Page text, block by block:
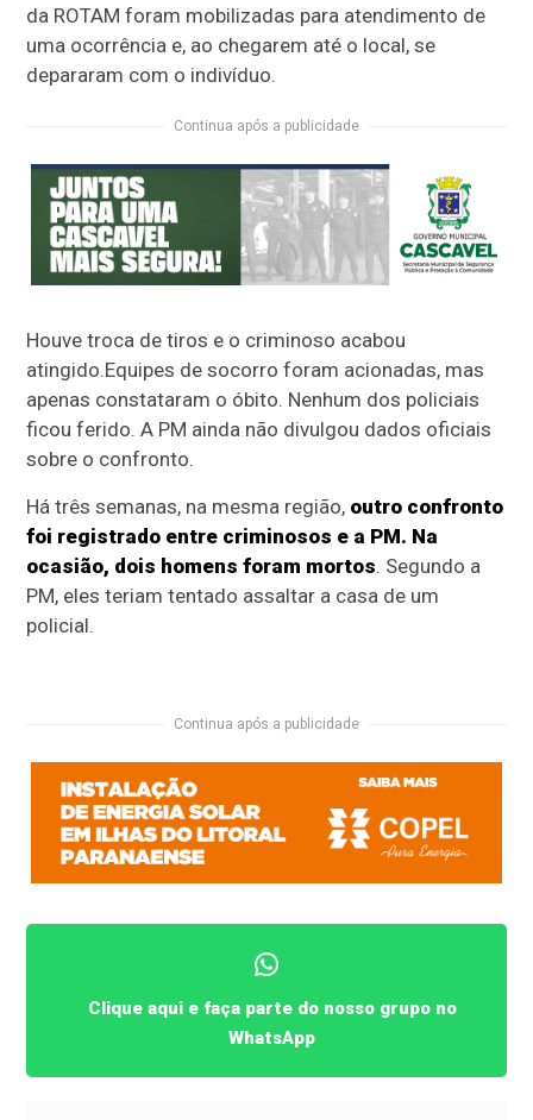
da ROTAM foram mobilizadas para atendimento de
uma ocorrência e, ao chegarem até o local, se
depararam com o indivíduo.
Continua após a publicidade
Houve troca de tiros e o criminoso acabou
atingido.Equipes de socorro foram acionadas, mas
apenas constataram o óbito. Nenhum dos policiais
ficou ferido. A PM ainda não divulgou dados oficiais
sobre o confronto.
Há três semanas, na mesma região, outro confronto
foi registrado entre criminosos e a PM. Na
ocasião, dois homens foram mortos. Segundo a
PM, eles teriam tentado assaltar a casa de um
policial.
Continua após a publicidade
Clique aqui e faça parte do nosso grupo no
WhatsApp